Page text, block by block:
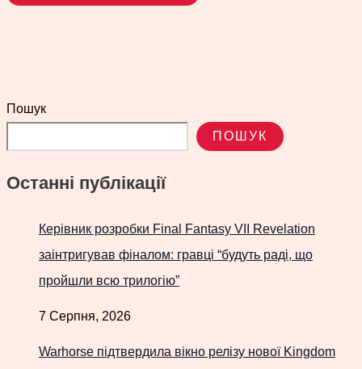
Пошук
ПОШУК
Останні публікації
Керівник розробки Final Fantasy VII Revelation
заінтригував фіналом: гравці “будуть раді, що
пройшли всю трилогію”
7 Серпня, 2026
Warhorse підтвердила вікно релізу нової Kingdom